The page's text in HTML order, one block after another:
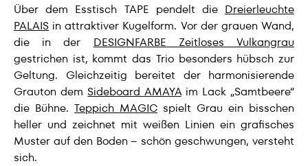
Über dem Esstisch TAPE pendelt die Dreierleuchte
PALAIS in attraktiver Kugelform. Vor der grauen Wand,
die in der DESIGNFARBE Zeitloses Vulkangrau
gestrichen ist, kommt das Trio besonders hübsch zur
Geltung. Gleichzeitig bereitet der harmonisierende
Grauton demSideboard AMAYAim Lack „Samtbeere“
die Bühne. Teppich MAGIC spielt Grau ein bisschen
heller und zeichnet mit weißen Linien ein grafisches
Muster auf den Boden – schön geschwungen, versteht
sich.